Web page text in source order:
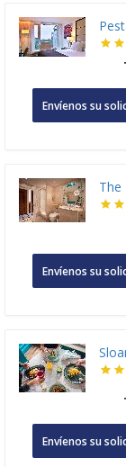
Envíenos su
The
Envíenos su
Envíenos su